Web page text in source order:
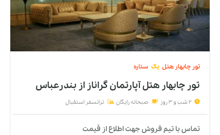
تور چابهار هتل یک ستاره
تور چابهار هتل آپارتمان گراناز از بندرعباس
2 شب و 3 روز صبحانه رایگان ترانسفر استقبال
تماس با تیم فروش جهت اطلاع از قیمت